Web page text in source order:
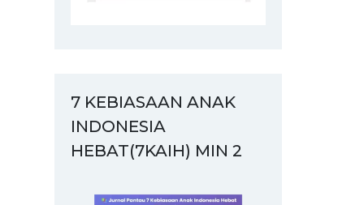
7 KEBIASAAN ANAK
INDONESIA
HEBAT(7KAIH) MIN 2